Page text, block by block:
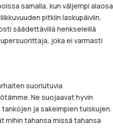
samalla, kun väljempi alaosa
pitkiin laskupäiviin.
säädettävillä henkseleillä
joka ei varmasti
suoriutuvia
Ne suojaavat hyvin
ja sakeimpien tuiskujen.
mihin tahansa missä tahansa